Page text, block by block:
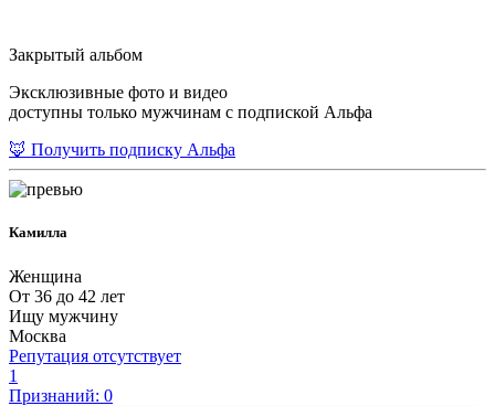
Закрытый альбом
Эксклюзивные фото и видео
доступны только мужчинам с подпиской Альфа
🦊 Получить подписку Альфа
Камилла
Женщина
От 36 до 42 лет
Ищу мужчину
Москва
Репутация отсутствует
1
Признаний: 0